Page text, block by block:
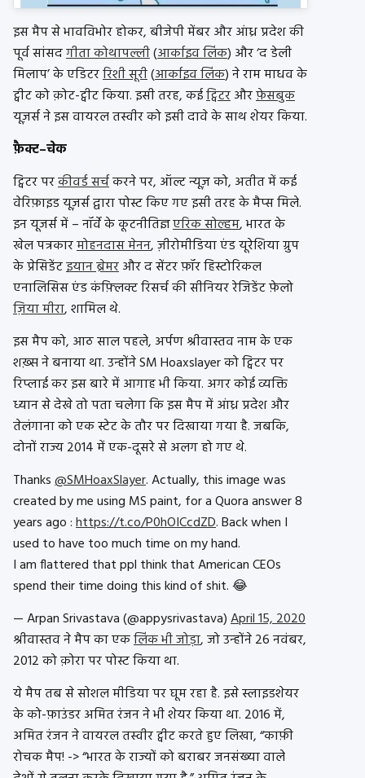
इस मैप से भावविभोर होकर, बीजेपी मेंबर और आंध्र प्रदेश की
पूर्व सांसदगीता कोथापल्ली(आर्काइव लिंक) और ‘द डेली
मिलाप’ के एडिटररिशी सूरी(आर्काइव लिंक) ने राम माधव के
ट्वीट को क़ोट-ट्वीट किया. इसी तरह, कईट्विटरऔरफ़ेसबुक
यूज़र्स ने इस वायरल तस्वीर को इसी दावे के साथ शेयर किया.
फ़ैक्ट–चेक
ट्विटर परकीवर्ड सर्चकरने पर, ऑल्ट न्यूज़ को, अतीत में कई
वेरिफ़ाइड यूज़र्स द्वारा पोस्ट किए गए इसी तरह के मैप्स मिले.
इन यूजर्स में – नॉर्वे के कूटनीतिज्ञएरिक सोल्हम, भारत के
खेल पत्रकारमोहनदास मेनन, ज़ीरोमीडिया एंड यूरेशिया ग्रुप
के प्रेसिडेंटइयान ब्रेमरऔर द सेंटर फ़ॉर हिस्टोरिकल
एनालिसिस एंड कंफ़्लिक्ट रिसर्च की सीनियर रेजिडेंट फ़ेलो
ज़िया मीरा, शामिल थे.
इस मैप को, आठ साल पहले, अर्पण श्रीवास्तव नाम के एक
शख़्स ने बनाया था. उन्होंने SM Hoaxslayer को ट्विटर पर
रिप्लाई कर इस बारे में आगाह भी किया. अगर कोई व्यक्ति
ध्यान से देखे तो पता चलेगा कि इस मैप में आंध्र प्रदेश और
तेलंगाना को एक स्टेट के तौर पर दिखाया गया है. जबकि,
दोनों राज्य 2014 में एक-दूसरे से अलग हो गए थे.
Thanks@SMHoaxSlayer. Actually, this image was
created by me using MS paint, for a Quora answer 8
years ago :https://t.co/P0hOICcdZD. Back when I
used to have too much time on my hand.
I am flattered that ppl think that American CEOs
spend their time doing this kind of shit. 😂
— Arpan Srivastava (@appysrivastava)April 15, 2020
श्रीवास्तव ने मैप का एकलिंक भी जोड़ा, जो उन्होंने 26 नवंबर,
2012 को क़ोरा पर पोस्ट किया था.
ये मैप तब से सोशल मीडिया पर घूम रहा है. इसे स्लाइडशेयर
के को-फ़ाउंडर अमित रंजन ने भी शेयर किया था. 2016 में,
अमित रंजन ने वायरल तस्वीर ट्वीट करते हुए लिखा, “काफ़ी
रोचक मैप! -> “भारत के राज्यों को बराबर जनसंख्या वाले